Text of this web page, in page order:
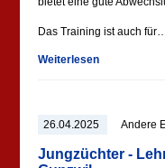
Das Training ist auch
Weiterlesen
26.04.2025 Andere
Jungzüchter -